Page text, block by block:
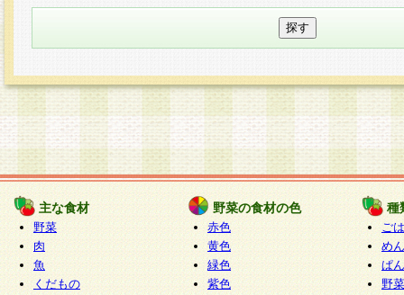
主な食材
野菜
肉
魚
くだもの
野菜の食材の色
赤色
黄色
緑色
紫色
種
ご
めん
ぱん
野